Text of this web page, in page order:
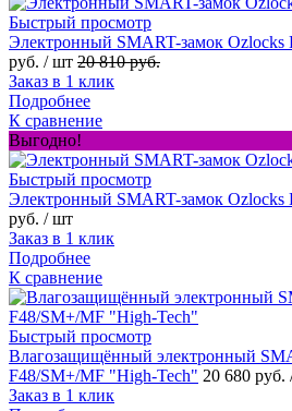
Быстрый просмотр
Электронный SMART-замок
руб. / шт 20 810 руб.
Заказ в 1 клик
Подробнее
К сравнение
Выгодно!
Быстрый просмотр
Электронный SMART-замок
руб. / шт
Заказ в 1 клик
Подробнее
К сравнение
Быстрый просмотр
Влагозащищённый электронный
F48/SM+/MF "High-Tech" 20 680 руб.
Заказ в 1 клик